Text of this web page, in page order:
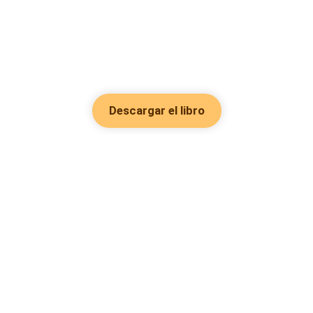
Descargar el libro